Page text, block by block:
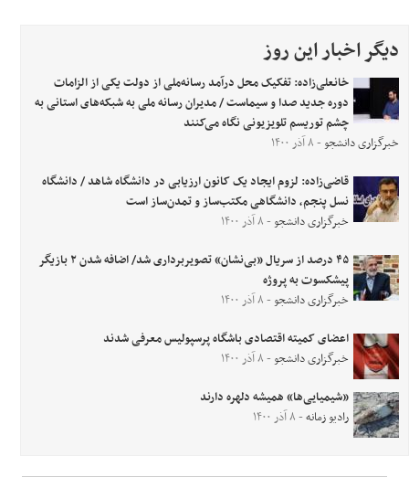
دیگر اخبار این روز
خانعلی‌زاده: تفکیک محل درآمد رسانه‌ملی از دولت یکی از الزامات
دوره جدید صدا و سیماست / مدیران رسانه ملی به شبکه‌های استانی به
چشم توریسم تلویزیونی نگاه می‌کنند
خبرگزاری دانشجو- ۸ آذر ۱۴۰۰
قاضی‌زاده: لزوم ایجاد یک کانون ارزیابی در دانشگاه شاهد / دانشگاه
نسل پنجم، دانشگاهی مکتب‌ساز و تمدن‌ساز است
خبرگزاری دانشجو- ۸ آذر ۱۴۰۰
۴۵ درصد از سریال «بی‌نشان» تصویربرداری شد/ اضافه شدن ۲ بازیگر
پیشکسوت به پروژه
خبرگزاری دانشجو- ۸ آذر ۱۴۰۰
اعضای کمیته اقتصادی باشگاه پرسپولیس معرفی شدند
خبرگزاری دانشجو- ۸ آذر ۱۴۰۰
«شیمیایی‌ها» همیشه دلهره دارند
رادیو زمانه- ۸ آذر ۱۴۰۰